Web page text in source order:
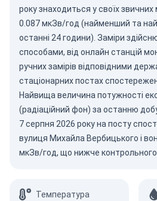
року знаходиться у своїх
0.087 мкЗв/год (найменший та
останні 24 години). Заміри
способами, від онлайн станцій
ручних замірів відповідними
стаціонарних постах
Найвища величина потужності
(радіаційний фон) за останню
7 серпня 2026 року на посту
вулиця Михайла Вербицького і
мкЗв/год, що нижче контрольного
Температура